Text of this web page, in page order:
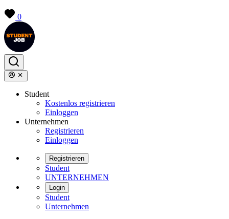
0
Student
Kostenlos registrieren
Einloggen
Unternehmen
Registrieren
Einloggen
Registrieren
Student
UNTERNEHMEN
Login
Student
Unternehmen